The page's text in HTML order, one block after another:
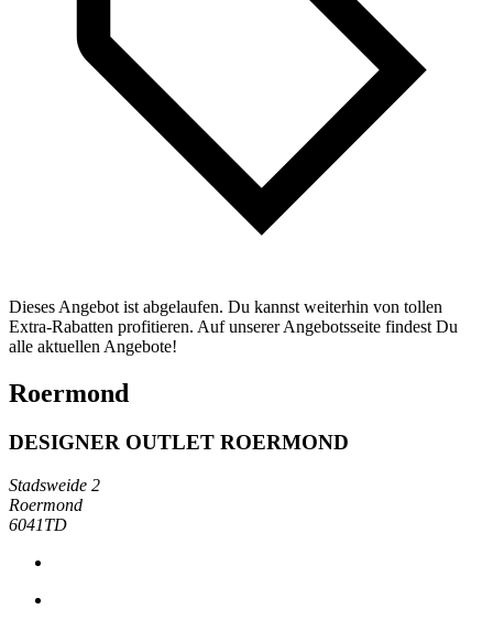
Dieses Angebot ist abgelaufen. Du kannst weiterhin von tollen
Extra-Rabatten profitieren. Auf unserer Angebotsseite findest Du
alle aktuellen Angebote!
Roermond
DESIGNER OUTLET ROERMOND
Stadsweide 2
Roermond
6041TD